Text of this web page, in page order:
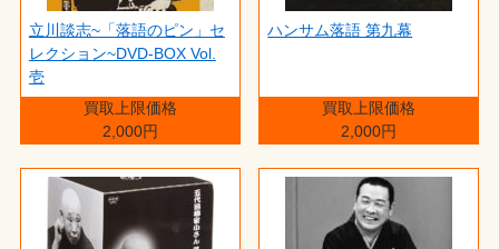
立川談志~「落語のピン」セ
レクション~DVD-BOX Vol.
壱
買取上限価格
2,000円
ハンサム落語 第九幕
買取上限価格
2,000円